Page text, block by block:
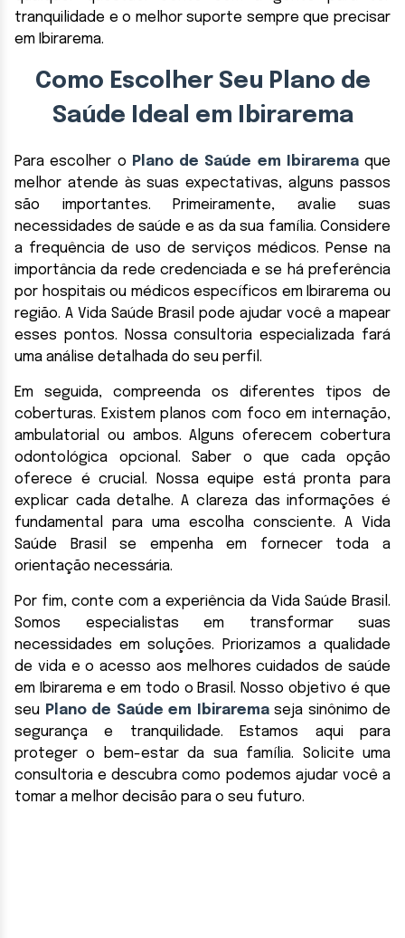
tranquilidade e o melhor suporte sempre que precisar
em Ibirarema.
Como Escolher Seu Plano de
Saúde Ideal em Ibirarema
Para escolher o Plano de Saúde em Ibiraremaque
melhor atende às suas expectativas, alguns passos
são importantes. Primeiramente, avalie suas
necessidades de saúde e as da sua família. Considere
a frequência de uso de serviços médicos. Pense na
importância da rede credenciada e se há preferência
por hospitais ou médicos específicos em Ibirarema ou
região. A Vida Saúde Brasil pode ajudar você a mapear
esses pontos. Nossa consultoria especializada fará
uma análise detalhada do seu perfil.
Em seguida, compreenda os diferentes tipos de
coberturas. Existem planos com foco em internação,
ambulatorial ou ambos. Alguns oferecem cobertura
odontológica opcional. Saber o que cada opção
oferece é crucial. Nossa equipe está pronta para
explicar cada detalhe. A clareza das informações é
fundamental para uma escolha consciente. A Vida
Saúde Brasil se empenha em fornecer toda a
orientação necessária.
Por fim, conte com a experiência da Vida Saúde Brasil.
Somos especialistas em transformar suas
necessidades em soluções. Priorizamos a qualidade
de vida e o acesso aos melhores cuidados de saúde
em Ibirarema e em todo o Brasil. Nosso objetivo é que
seu Plano de Saúde em Ibiraremaseja sinônimo de
segurança e tranquilidade. Estamos aqui para
proteger o bem-estar da sua família. Solicite uma
consultoria e descubra como podemos ajudar você a
tomar a melhor decisão para o seu futuro.